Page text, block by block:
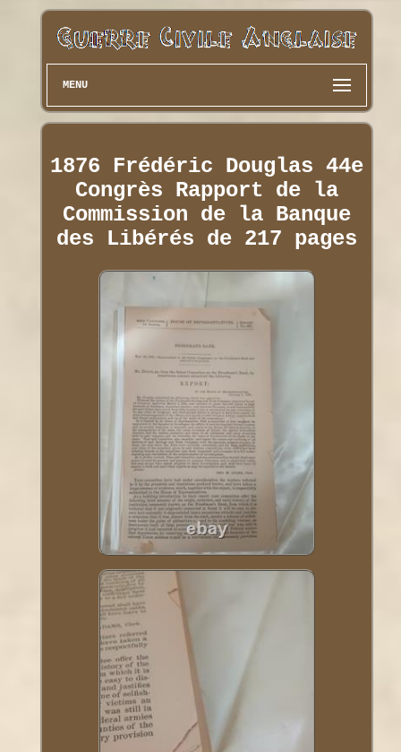
MENU
1876 Frédéric Douglas 44e
Congrès Rapport de la
Commission de la Banque
des Libérés de 217 pages